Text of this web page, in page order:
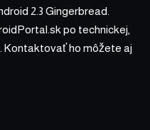
2.3 Gingerbread.
po technickej,
Kontaktovať ho môžete aj